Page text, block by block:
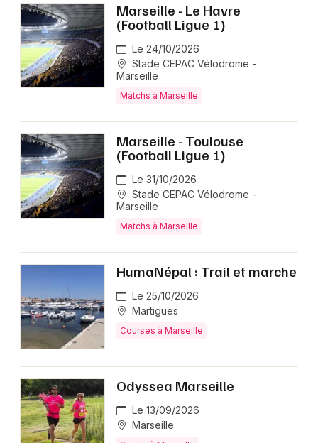
Marseille - Le Havre
(Football Ligue 1)
Le 24/10/2026
Stade CEPAC Vélodrome -
Marseille
Matchs à Marseille
Marseille - Toulouse
(Football Ligue 1)
Le 31/10/2026
Stade CEPAC Vélodrome -
Marseille
Matchs à Marseille
HumaNépal : Trail et marche
Le 25/10/2026
Martigues
Courses à Marseille
Odyssea Marseille
Le 13/09/2026
Marseille